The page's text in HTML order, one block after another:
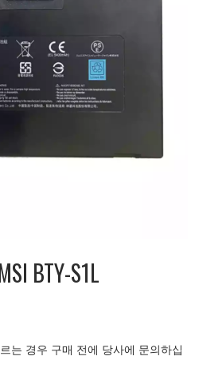
BTY-S1L
는 경우 구매 전에 당사에 문의하십